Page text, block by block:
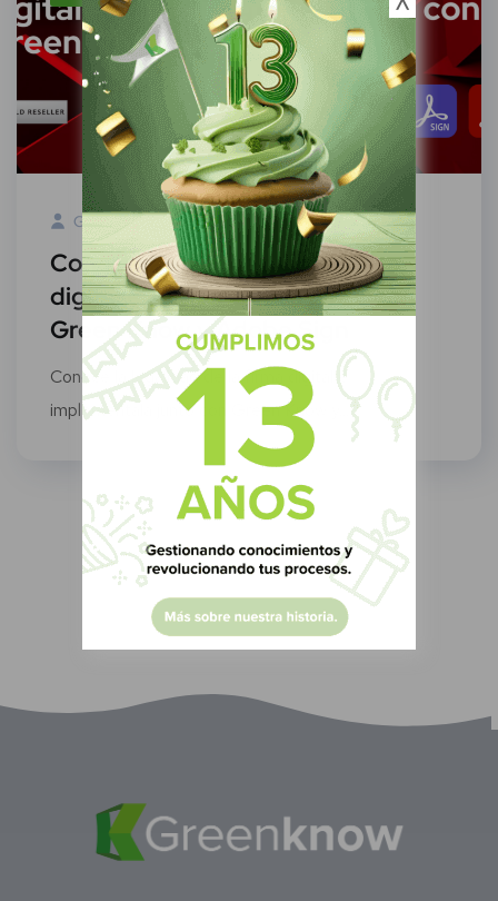
Green Know 14 Febrero, 2022
Conoce la legalidad de la firma
digital e impleméntala junto con
Green Know y Adobe Sign
Conoce la legalidad de la firma digital e
impleméntala junto con Green Know y...